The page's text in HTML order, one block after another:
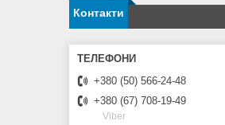
Контакти
+380 (50) 566-24-48
+380 (67) 708-19-49
Viber